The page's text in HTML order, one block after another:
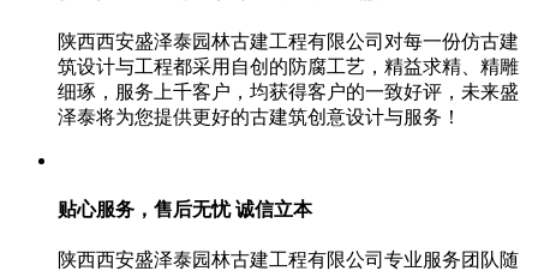
陕西西安盛泽泰园林古建工程有限公司对每一份仿古建
筑设计与工程都采用自创的防腐工艺，精益求精、精雕
细琢，服务上千客户，均获得客户的一致好评，未来盛
泽泰将为您提供更好的古建筑创意设计与服务！
贴心服务，售后无忧诚信立本
陕西西安盛泽泰园林古建工程有限公司专业服务团队随